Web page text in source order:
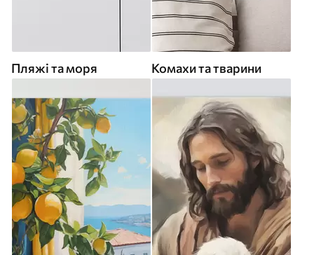
Пляжі та моря Комахи та тварини